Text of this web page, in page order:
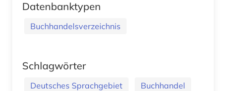
Datenbanktypen
Buchhandelsverzeichnis
Schlagwörter
Deutsches Sprachgebiet
Buchhandel